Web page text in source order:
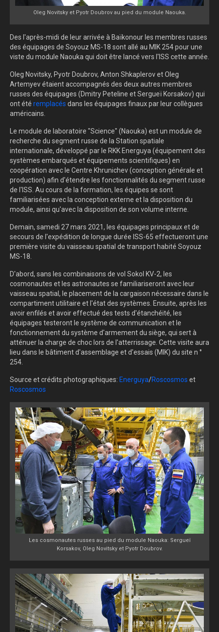
Oleg Novitsky et Pyotr Doubrov au pied du module Naouka.
Des l'après-midi de leur arrivée à Baïkonour les membres russes
des équipages de Soyouz MS-18 sont allé au MIK 254 pour une
viste du module Naouka qui doit être lancé vers l'ISS cette année.
Oleg Novitsky, Pyotr Doubrov, Anton Shkaplerov et Oleg
Artemyev étaient accompagnés des deux autres membres
russes des équipages (Dmitry Peteline et Sergueï Korsakov) qui
ont été remplacés dans les équipages finaux par leur collègues
américains.
Le module de laboratoire "Science" (Naouka) est un module de
recherche du segment russe de la Station spatiale
internationale, développé par le RKK Energuya(équipement des
systèmes embarqués et équipements scientifiques) en
coopération avec le Centre Khrunichev (conception générale et
production) afin d'étendre les fonctionnalités du segment russe
de l'ISS. Au cours de la formation, les équipes se sont
familiarisées avec la conception externe et la disposition du
module, ainsi qu'avec la disposition de son volume interne.
Demain, samedi 27 mars 2021, les équipages principaux et de
secours de l'expédition de longue durée ISS-65 effectueront une
première visite du vaisseau spatial de transport habité Soyouz
MS-18.
D'abord, sans les combinaisons de vol Sokol KV-2, les
cosmonautes et les astronautes se familiariseront avec leur
vaisseau spatial, le placement de la cargaison nécessaire dans le
compartiment utilitaire et l'état des systèmes. Ensuite, après les
avoir enfilés et avoir effectué des tests d'étanchéité, les
équipages testeront le système de communication et le
fonctionnement du système d'armement du siège, qui sert à
atténuer la charge de choc lors de l'atterrissage. Cette visite aura
lieu dans le bâtiment d'assemblage et d'essais (MIK) du site n °
254.
Source et crédits photographiques: Energuya/Roscosmos et
Roscosmos
Les cosmonautes russes au pied du module Naouka: Sergueï
Korsakov, Oleg Novitsky et Pyotr Doubrov.